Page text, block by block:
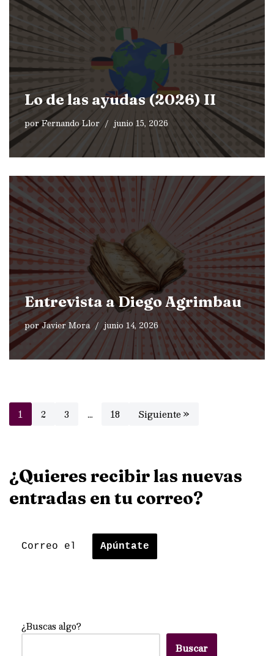
Lo de las ayudas (2026) II
porFernando Llor junio 15, 2026
Entrevista a Diego Agrimbau
porJavier Mora junio 14, 2026
1 2 3 … 18 Siguiente »
¿Quieres recibir las nuevas
entradas en tu correo?
¿Buscas algo?
Buscar